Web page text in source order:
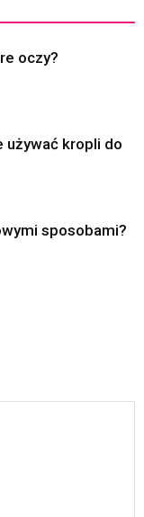
oczy?
używać kropli do
sposobami?